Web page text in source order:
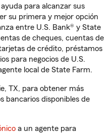
para alcanzar sus
su primera y mejor opción
entre U.S. Bank® y State
de cheques, cuentas de
de crédito, préstamos
para negocios de U.S.
local de State Farm.
TX, para obtener más
bancarios disponibles de
a un agente para